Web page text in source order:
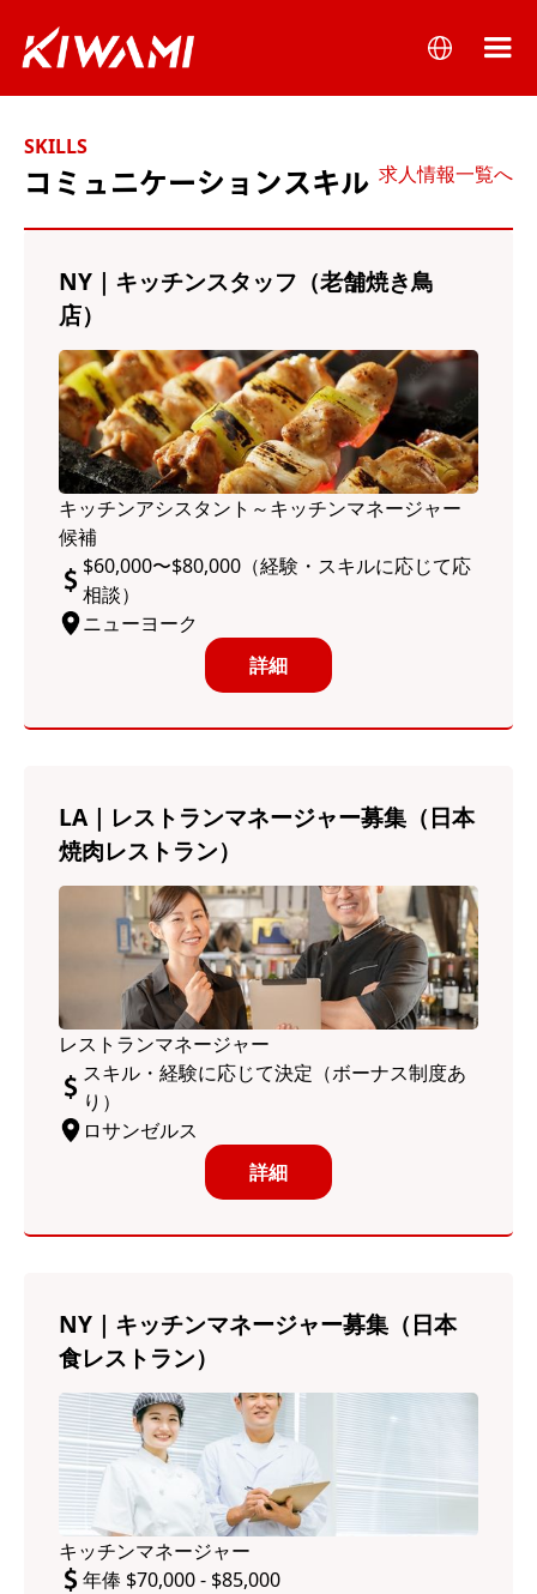
SKILLS
コミュニケーションスキル 求人情報一覧へ
NY｜キッチンスタッフ（老舗焼き鳥
店）
キッチンアシスタント～キッチンマネージャー
候補
$60,000〜$80,000（経験・スキルに応じて応
相談）
ニューヨーク
詳細
LA｜レストランマネージャー募集（日本
焼肉レストラン）
レストランマネージャー
スキル・経験に応じて決定（ボーナス制度あ
り）
ロサンゼルス
詳細
NY｜キッチンマネージャー募集（日本
食レストラン）
キッチンマネージャー
年俸 $70,000 - $85,000